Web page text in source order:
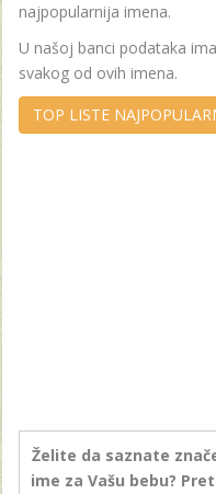
najpopularnija imena.
U našoj banci podataka
svakog od ovih imena.
TOP LISTE
Želite da saznate
ime za Vašu bebu?